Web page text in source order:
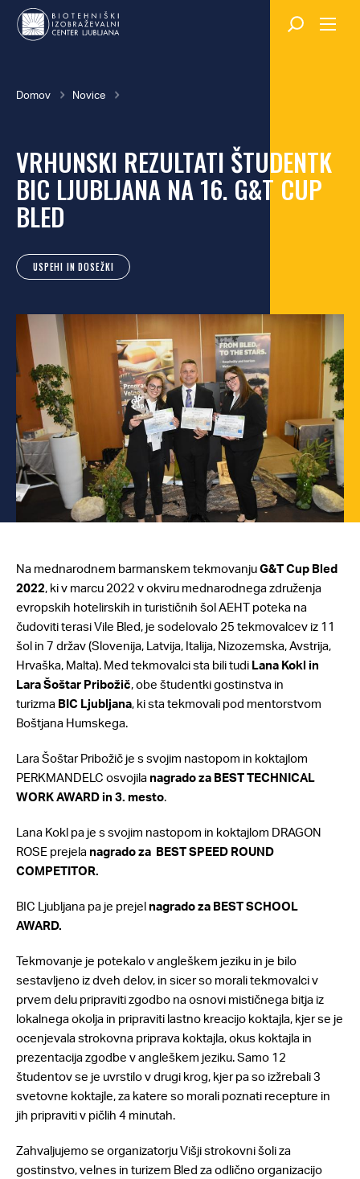
Skok
na
Breadcrumb
Domov Novice
VRHUNSKI REZULTATI ŠTUDENTK
BIC LJUBLJANA NA 16. G&T CUP
BLED
USPEHI IN DOSEŽKI
Na mednarodnem barmanskem tekmovanjuG&T Cup Bled
2022, ki v marcu 2022 v okviru mednarodnega združenja
evropskih hotelirskih in turističnih šol AEHT poteka na
čudoviti terasi Vile Bled, je sodelovalo 25 tekmovalcev iz 11
šol in 7 držav (Slovenija, Latvija, Italija, Nizozemska, Avstrija,
Hrvaška, Malta). Med tekmovalci sta bili tudi Lana Kokl in
Lara Šoštar Pribožič, obe študentki gostinstva in
turizma BIC Ljubljana, ki sta tekmovali pod mentorstvom
Boštjana Humskega.
Lara Šoštar Pribožič je s svojim nastopom in koktajlom
PERKMANDELC osvojila nagrado za BEST TECHNICAL
WORK AWARD in 3. mesto.
Lana Kokl pa je s svojim nastopom in koktajlom DRAGON
ROSE prejela nagrado za BEST SPEED ROUND
COMPETITOR.
BIC Ljubljana pa je prejel nagrado za BEST SCHOOL
AWARD.
Tekmovanje je potekalo v angleškem jeziku in je bilo
sestavljeno iz dveh delov, in sicer so morali tekmovalci v
prvem delu pripraviti zgodbo na osnovi mističnega bitja iz
lokalnega okolja in pripraviti lastno kreacijo koktajla, kjer se je
ocenjevala strokovna priprava koktajla, okus koktajla in
prezentacija zgodbe v angleškem jeziku. Samo 12
študentov se je uvrstilo v drugi krog, kjer pa so izžrebali 3
svetovne koktajle, za katere so morali poznati recepture in
jih pripraviti v pičlih 4 minutah.
Zahvaljujemo se organizatorju Višji strokovni šoli za
gostinstvo, velnes in turizem Bled za odlično organizacijo